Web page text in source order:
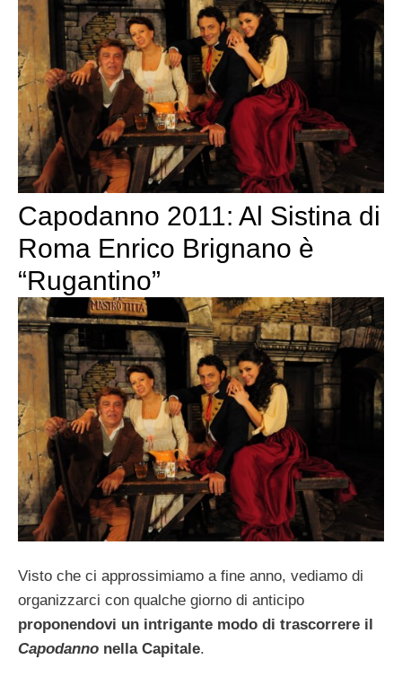
Capodanno 2011: Al Sistina di
Roma Enrico Brignano è
“Rugantino”
Visto che ci approssimiamo a fine anno, vediamo di
organizzarci con qualche giorno di anticipo
proponendovi un intrigante modo di trascorrere il
Capodanno nella Capitale.